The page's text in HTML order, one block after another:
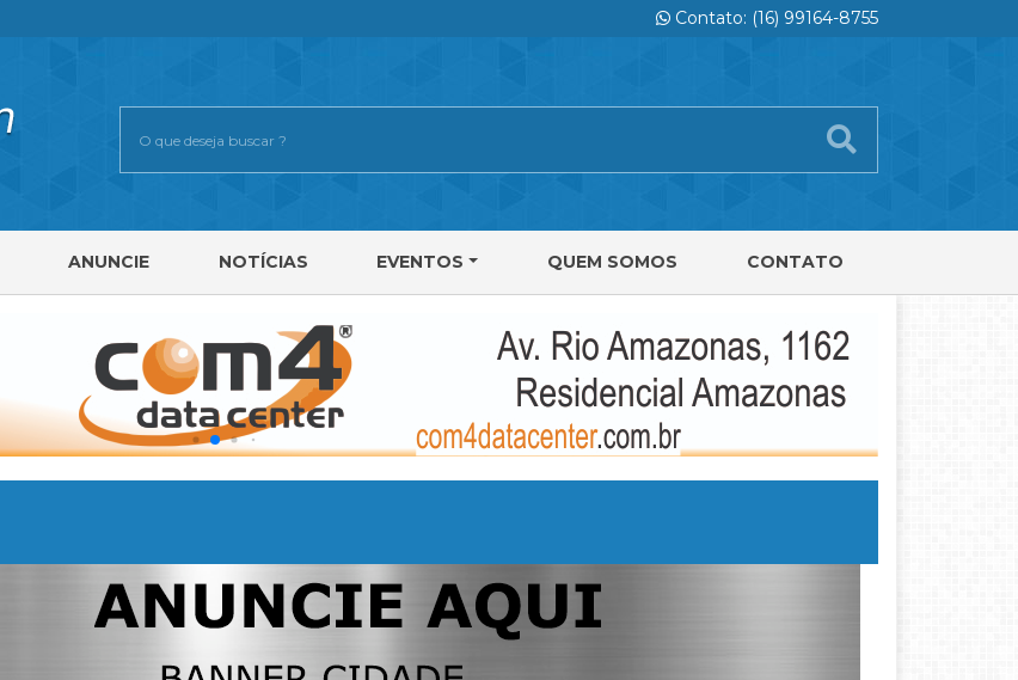
Contato: (16) 99164-8755
ANUNCIE NOTÍCIAS EVENTOS QUEM SOMOS CONTATO